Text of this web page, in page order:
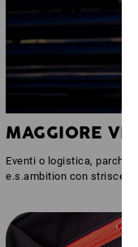
MAGGIORE
Eventi o logistica,
e.s.ambition con strisce